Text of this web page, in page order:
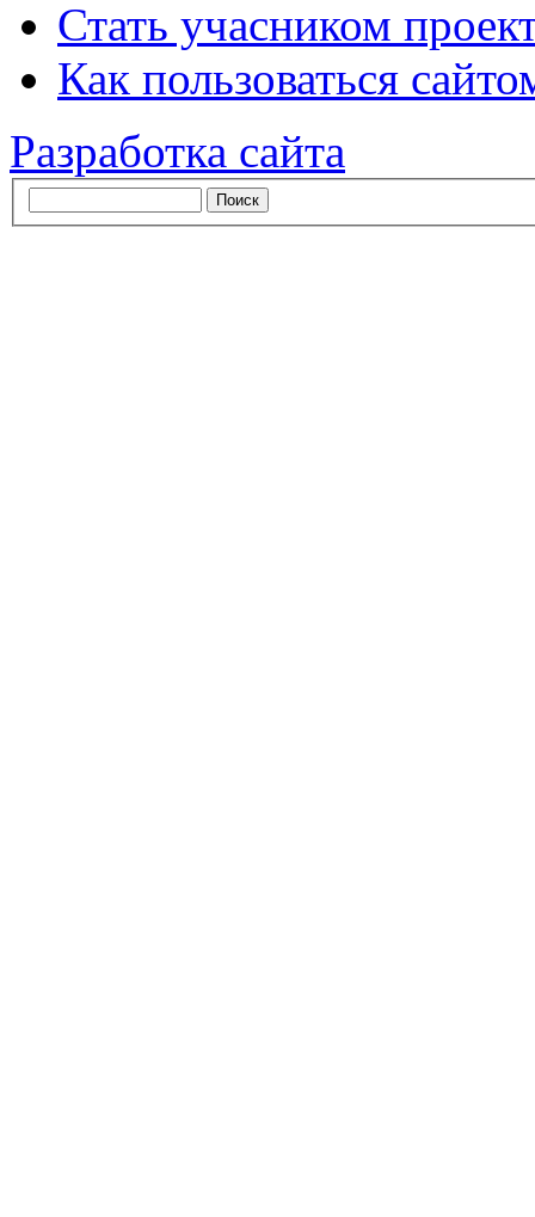
Стать учасником
Как пользоваться
Разработка сайта